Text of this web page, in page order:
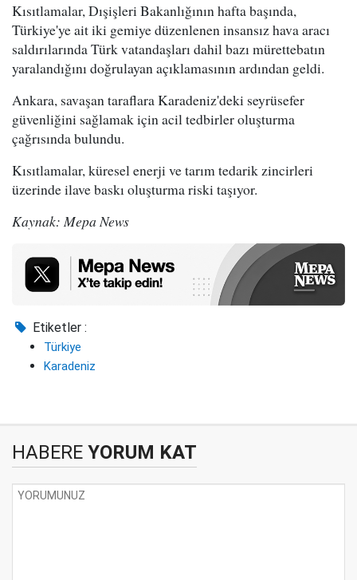
Kısıtlamalar, Dışişleri Bakanlığının hafta başında,
Türkiye'ye ait iki gemiye düzenlenen insansız hava aracı
saldırılarında Türk vatandaşları dahil bazı mürettebatın
yaralandığını doğrulayan açıklamasının ardından geldi.
Ankara, savaşan taraflara Karadeniz'deki seyrüsefer
güvenliğini sağlamak için acil tedbirler oluşturma
çağrısında bulundu.
Kısıtlamalar, küresel enerji ve tarım tedarik zincirleri
üzerinde ilave baskı oluşturma riski taşıyor.
Kaynak: Mepa News
Etiketler :
Türkiye
Karadeniz
HABERE YORUM KAT